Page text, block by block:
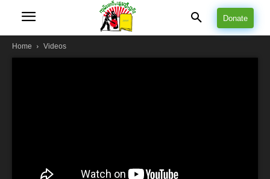
Donate
Home Videos